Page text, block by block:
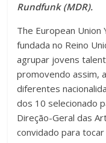
Rundfunk (MDR).
The European Union
fundada no Reino
agrupar jovens
promovendo assim,
diferentes
dos 10 selecionado
Direção-Geral das
convidado para